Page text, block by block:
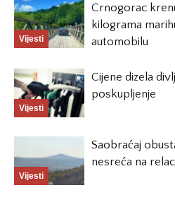
Vijesti
Crnogorac
kilograma
automobilu
Vijesti
Cijene dizela
poskupljenje
Vijesti
Saobraćaj
nesreća na